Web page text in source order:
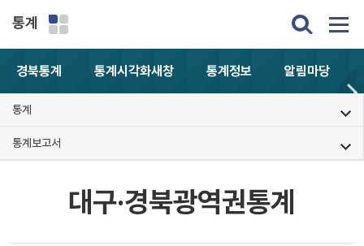
통계
경북통계 통계시각화새창 통계정보 알림마당
통계
통계보고서
대구·경북광역권통계